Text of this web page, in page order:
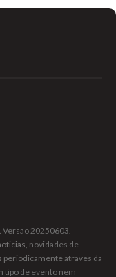
20250603.
, novidades de
periodicamente atraves da
tipo de evento nem